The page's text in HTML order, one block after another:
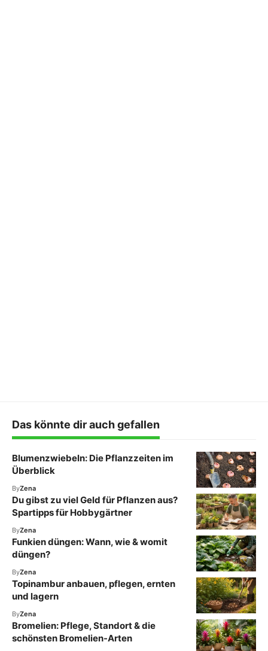
Das könnte dir auch gefallen
Blumenzwiebeln: Die Pflanzzeiten im
Überblick
ByZena
Du gibst zu viel Geld für Pflanzen aus?
Spartipps für Hobbygärtner
ByZena
Funkien düngen: Wann, wie & womit
düngen?
ByZena
Topinambur anbauen, pflegen, ernten
und lagern
ByZena
Bromelien: Pflege, Standort & die
schönsten Bromelien-Arten